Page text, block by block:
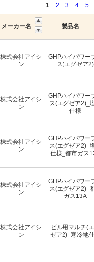
1
2 3 4 5
メーカー名 製品名
株式会社アイシ
ン
GHPハイパワー
ス(エグゼア2)
株式会社アイシ
ン
GHPハイパワー
ス(エグゼア2)_
仕様
株式会社アイシ
ン
GHPハイパワー
ス(エグゼア2)_
仕様_都市ガス
株式会社アイシ
ン
GHPハイパワー
ス(エグゼア2)_
ガス13A
株式会社アイシ
ン
ビル用マルチ(
ゼア2)_寒冷地